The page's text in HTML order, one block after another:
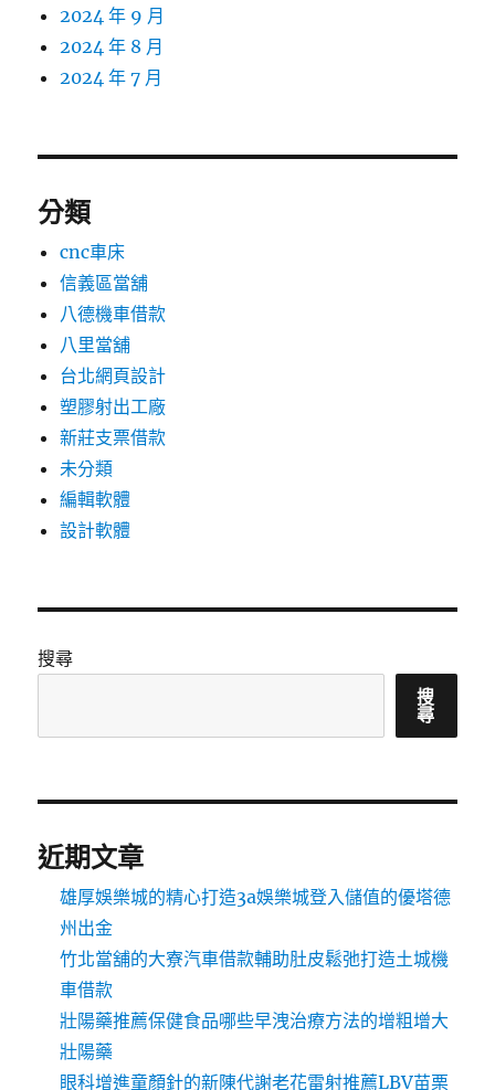
2024 年 9 月
2024 年 8 月
2024 年 7 月
分類
cnc車床
信義區當舖
八德機車借款
八里當舖
台北網頁設計
塑膠射出工廠
新莊支票借款
未分類
編輯軟體
設計軟體
搜尋
搜
尋
近期文章
雄厚娛樂城的精心打造3a娛樂城登入儲值的優塔德
州出金
竹北當舖的大寮汽車借款輔助肚皮鬆弛打造土城機
車借款
壯陽藥推薦保健食品哪些早洩治療方法的增粗增大
壯陽藥
眼科增進童顏針的新陳代謝老花雷射推薦LBV苗栗